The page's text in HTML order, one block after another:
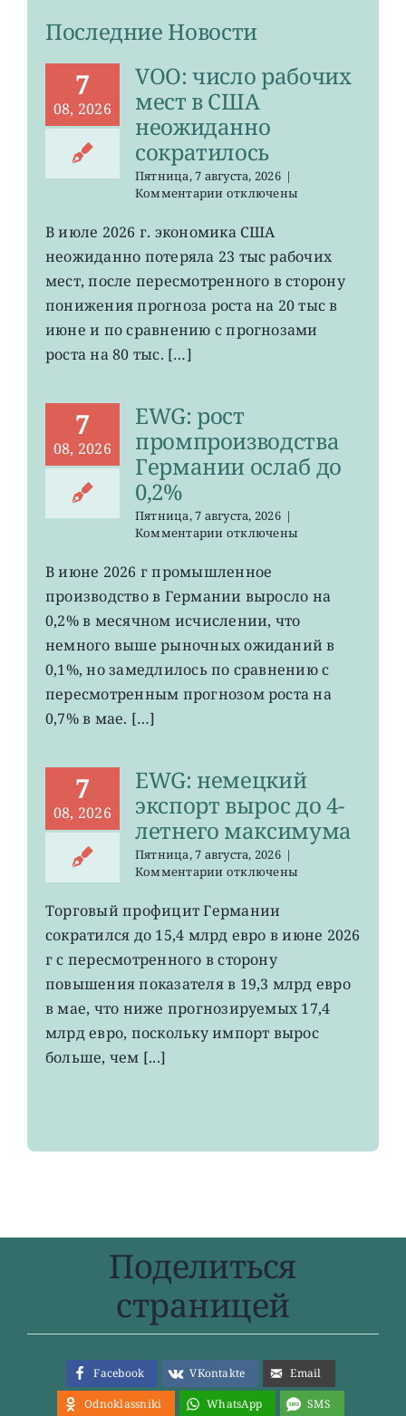
Последние Новости
7
08, 2026
VOO: число рабочих
мест в США
неожиданно
сократилось
Пятница, 7 августа, 2026 |
Комментариик
VOO:
рабочих
мест
США
неожиданно
отключены
В июле 2026 г. экономика США
неожиданно потеряла 23 тыс рабочих
мест, после пересмотренного в сторону
понижения прогноза роста на 20 тыс в
июне и по сравнению с прогнозами
роста на 80 тыс. […]
7
08, 2026
EWG: рост
промпроизводства
Германии ослаб до
0,2%
Пятница, 7 августа, 2026 |
Комментариик
EWG:
рост
промпроизводства
Германии
до
0,2%
отключены
В июне 2026 г промышленное
производство в Германии выросло на
0,2% в месячном исчислении, что
немного выше рыночных ожиданий в
0,1%, но замедлилось по сравнению с
пересмотренным прогнозом роста на
0,7% в мае. […]
7
08, 2026
EWG: немецкий
экспорт вырос до 4-
летнего максимума
Пятница, 7 августа, 2026 |
Комментариик
EWG:
немецкий
экспорт
вырос
4-
летнего
отключены
Торговый профицит Германии
сократился до 15,4 млрд евро в июне 2026
г с пересмотренного в сторону
повышения показателя в 19,3 млрд евро
в мае, что ниже прогнозируемых 17,4
млрд евро, поскольку импорт вырос
больше, чем [...]
Поделиться
страницей
Facebook VKontakte
Email
Odnoklassniki
WhatsApp
SMS